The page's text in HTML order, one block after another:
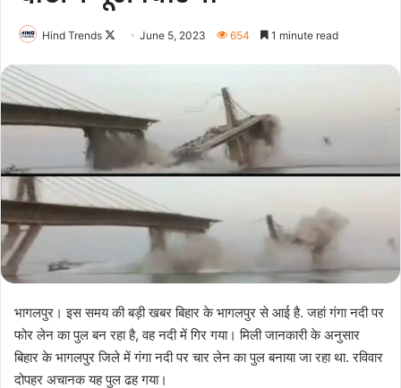
Hind Trends
FollowJune 5, 2023 654 1 minute read
भागलपुर। इस समय की बड़ी खबर बिहार के भागलपुर से आई है. जहां गंगा नदी पर
फोर लेन का पुल बन रहा है, वह नदी में गिर गया। मिली जानकारी के अनुसार
बिहार के भागलपुर जिले में गंगा नदी पर चार लेन का पुल बनाया जा रहा था. रविवार
दोपहर अचानक यह पुल ढह गया।